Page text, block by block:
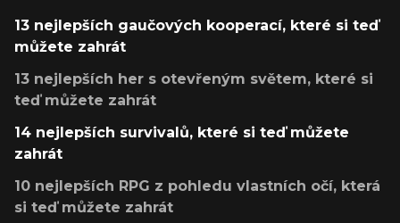
13 nejlepších gaučových kooperací, které si teď
můžete zahrát
13 nejlepších her s otevřeným světem, které si
teď můžete zahrát
14 nejlepších survivalů, které si teď můžete
zahrát
10 nejlepších RPG z pohledu vlastních očí, která
si teď můžete zahrát